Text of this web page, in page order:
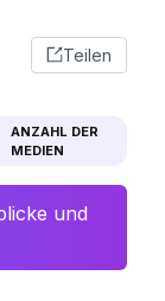
Teilen
ANZAHL DER
MEDIEN
und